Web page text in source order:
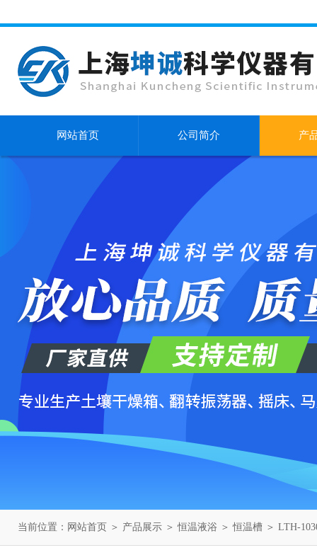
网站首页 公司简介 产
当前位置： 网站首页 ＞ 产品展示 ＞恒温液浴 ＞恒温槽 ＞ LTH-